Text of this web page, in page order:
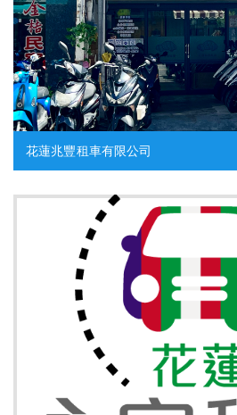
花蓮兆豐租車有限公司